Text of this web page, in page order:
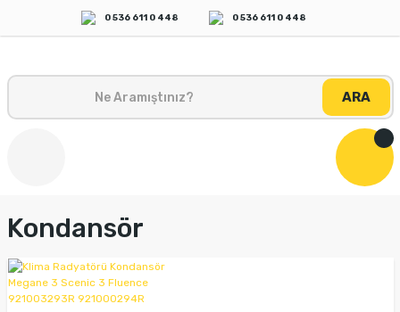
0 536 611 0 448 0 536 611 0 448
ARA
Kondansör